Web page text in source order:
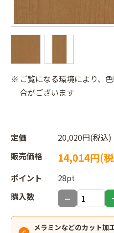
ご覧になる環境により、
合がございます
定価
20,020円(税込)
販売価格
14,014円(
ポイント
28pt
購入数
メラミンなどのカット加